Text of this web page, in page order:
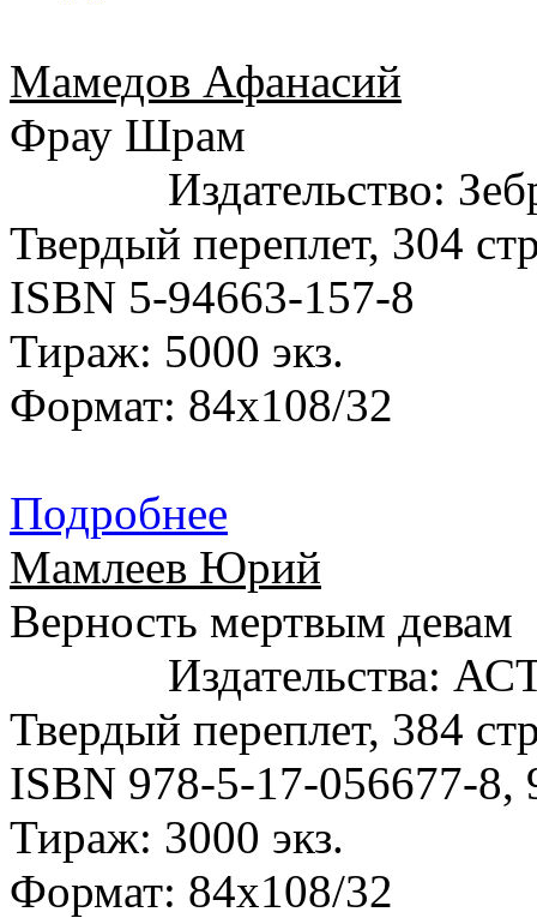
Мамедов Афанасий
Фрау Шрам
Издательство:
Твердый переплет, 304
ISBN 5-94663-157-8
Тираж: 5000 экз.
Формат: 84x108/32
Подробнее
Мамлеев Юрий
Верность мертвым девам
Издательства:
Твердый переплет, 384
ISBN 978-5-17-056677-8,
Тираж: 3000 экз.
Формат: 84x108/32